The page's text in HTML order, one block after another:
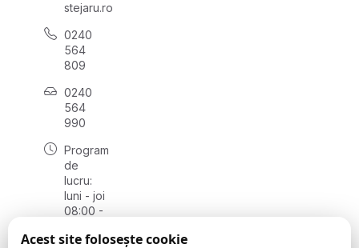
stejaru.ro
0240
564
809
0240
564
990
Program
de
lucru:
luni - joi
08:00 -
vineri
Acest site folosește cookie